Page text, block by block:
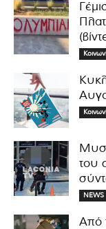
του
NEWS
Από